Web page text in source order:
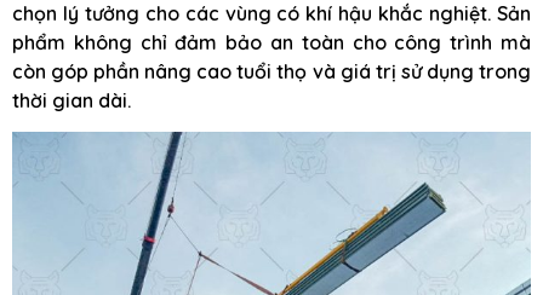
chọn lý tưởng cho các vùng có khí hậu khắc nghiệt. Sản
phẩm không chỉ đảm bảo an toàn cho công trình mà
còn góp phần nâng cao tuổi thọ và giá trị sử dụng trong
thời gian dài.